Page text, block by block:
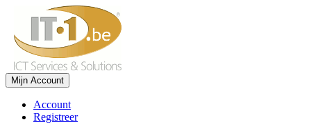
Mijn Account
Account
Registreer